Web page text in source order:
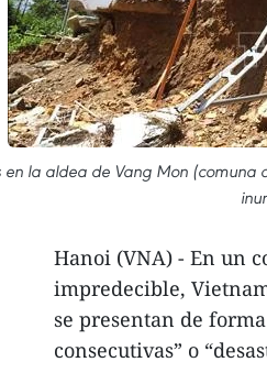
en la aldea de Vang Mon
Hanoi (VNA) - En un
impredecible,
se presentan de
consecutivas” o